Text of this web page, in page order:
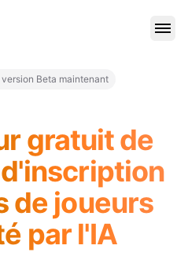
Beta maintenant
gratuit de
de joueurs
par l'IA